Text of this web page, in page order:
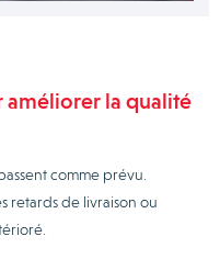
améliorer la qualité
comme prévu.
retards de livraison ou